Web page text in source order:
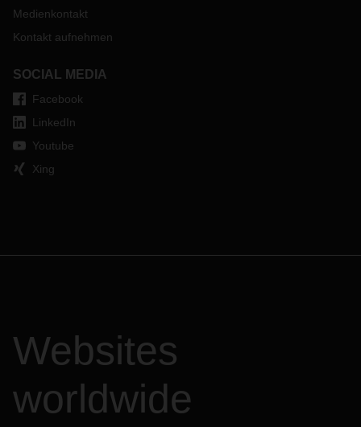
Medienkontakt
Kontakt aufnehmen
SOCIAL MEDIA
Facebook
LinkedIn
Youtube
Xing
Websites
worldwide